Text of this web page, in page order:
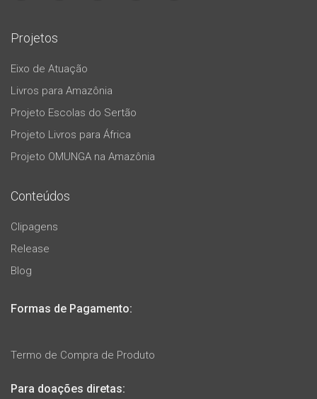
Projetos
Eixo de Atuação
Livros para Amazônia
Projeto Escolas do Sertão
Projeto Livros para África
Projeto OMUNGA na Amazônia
Conteúdos
Clipagens
Release
Blog
Formas de Pagamento:
Termo de Compra de Produto
Para doações diretas: